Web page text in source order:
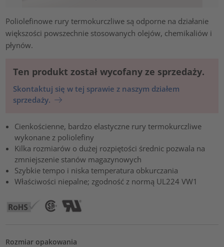
Poliolefinowe rury termokurczliwe są odporne na działanie
większości powszechnie stosowanych olejów, chemikaliów i
płynów.
Ten produkt został wycofany ze sprzedaży.
Skontaktuj się w tej sprawie z naszym działem
sprzedaży.
Cienkościenne, bardzo elastyczne rury termokurczliwe
wykonane z poliolefiny
Kilka rozmiarów o dużej rozpiętości średnic pozwala na
zmniejszenie stanów magazynowych
Szybkie tempo i niska temperatura obkurczania
Właściwości niepalne; zgodność z normą UL224 VW1
Rozmiar opakowania